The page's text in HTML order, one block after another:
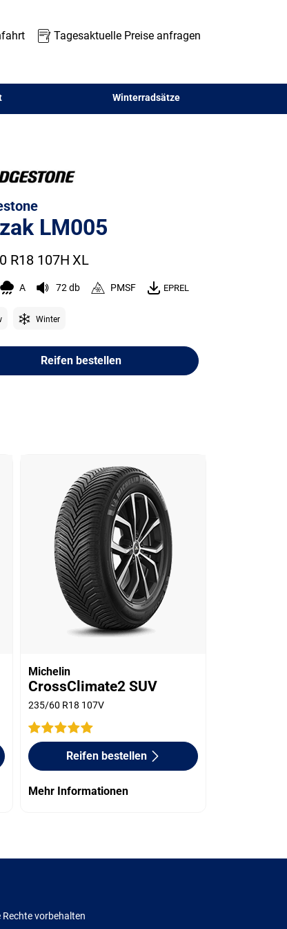
Tagesaktuelle Preise anfragen
Winterradsätze
LM005
R18 107H XL
A 72 db PMSF EPREL
Winter
Reifen bestellen
Michelin
CrossClimate2 SUV
235/60 R18 107V
Reifen bestellen
Mehr Informationen
vorbehalten